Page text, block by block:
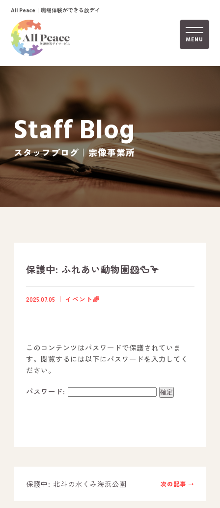
MENU
ホーム
活動内容
ご利用までの流れ
採用情報
自己評価表
社内行事
事業所のご案内
－ オールピース宗像事業所
－ オールピース福津事業所
スタッフブログ
All Peace ｜職場体験ができる放デイ
Staff Blog
スタッフブログ｜宗像事業所
保護中: ふれあい動物園🐹🦆🦩
2025.07.05 イベント🌈
このコンテンツはパスワードで保護されていま
す。閲覧するには以下にパスワードを入力してく
ださい。
パスワード:
次の記事 →
保護中: 北斗の水くみ海浜公園